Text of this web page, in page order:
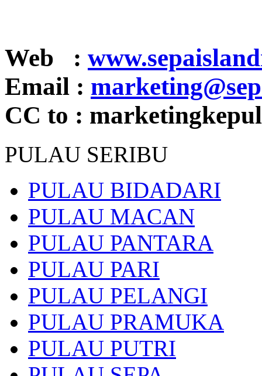
Web :
Email : marketing@
CC to :
PULAU SERIBU
PULAU BIDADARI
PULAU MACAN
PULAU PANTARA
PULAU PARI
PULAU PELANGI
PULAU PRAMUKA
PULAU PUTRI